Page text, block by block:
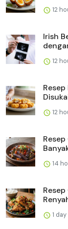
12
Irish
12
12
14
1